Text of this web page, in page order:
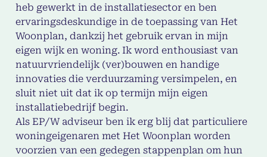
heb gewerkt in de installatiesector en ben
ervaringsdeskundige in de toepassing van Het
Woonplan, dankzij het gebruik ervan in mijn
eigen wijk en woning. Ik word enthousiast van
natuurvriendelijk (ver)bouwen en handige
innovaties die verduurzaming versimpelen, en
sluit niet uit dat ik op termijn mijn eigen
installatiebedrijf begin.
Als EP/W adviseur ben ik erg blij dat particuliere
woningeigenaren met Het Woonplan worden
voorzien van een gedegen stappenplan om hun